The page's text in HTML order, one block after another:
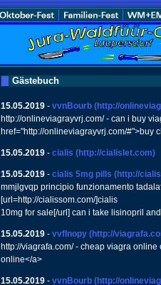
Gästebuch
15.05.2019 - vvnBourb (http://
http://onlineviagrayvrj.com/ - can i buy
href="http://onlineviagrayvrj.com/#">buy
15.05.2019 - cialis (http://cialislet.com)
15.05.2019 - cialis 5mg pills (http://
mmjlgvqp principio funzionamento
[url=http://cialissom.com/]cialis
10mg for sale[/url] can i take lisinopril
15.05.2019 - vvfInopy (http://
http://viagrafa.com/ - cheap viagra
online</a>
15.05.2019 - vvnBourb (http://